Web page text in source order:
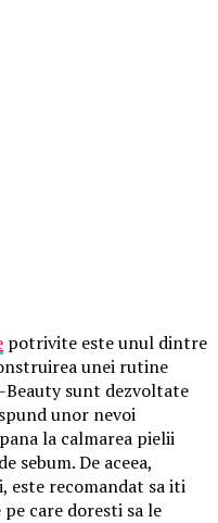
potrivite este unul dintre
unei rutine
Beauty sunt dezvoltate
unor nevoi
la calmarea pielii
sebum. De aceea,
este recomandat sa iti
care doresti sa le